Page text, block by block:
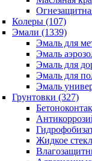
Колеры (107)
Эмали (1339)
Эмаль для
Эмаль
Эмаль для
Эмаль для
Эмаль
Грунтовки (327)
Жидкое